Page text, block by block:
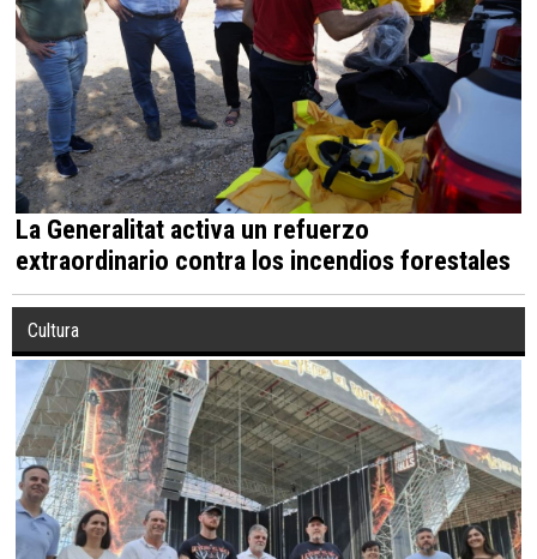
La Generalitat activa un refuerzo
extraordinario contra los incendios forestales
Cultura